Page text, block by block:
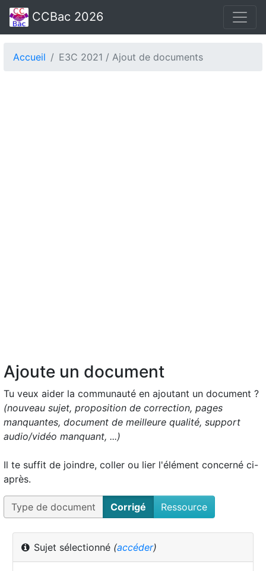
CCBac 2026
Accueil E3C 2021 / Ajout de documents
Ajoute un document
Tu veux aider la communauté en ajoutant un document ?
(nouveau sujet, proposition de correction, pages
manquantes, document de meilleure qualité, support
audio/vidéo manquant, ...)
Il te suffit de joindre, coller ou lier l'élément concerné ci-
après.
Type de document Corrigé Ressource
Sujet sélectionné (accéder)